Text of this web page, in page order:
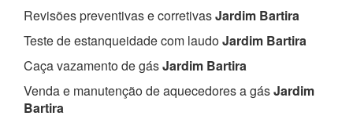
Revisões preventivas e corretivasJardim Bartira
Teste de estanqueidade com laudoJardim Bartira
Caça vazamento de gásJardim Bartira
Venda e manutenção de aquecedores a gásJardim
Bartira